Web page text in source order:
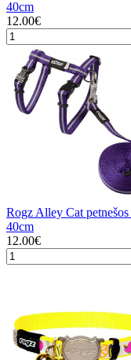
40cm
12.00€
Rogz Alley Cat
40cm
12.00€